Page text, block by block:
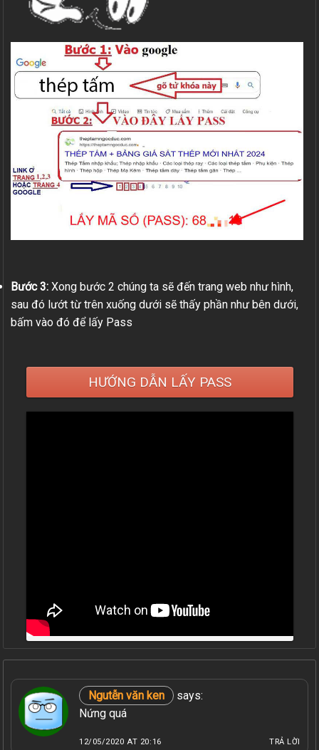
Bước 3: Xong bước 2 chúng ta sẽ đến trang web như hình,
sau đó lướt từ trên xuống dưới sẽ thấy phần như bên dưới,
bấm vào đó để lấy Pass
HƯỚNG DẪN LẤY PASS
Ngutễn văn ken
says:
Nứng quá
12/05/2020 AT 20:16 TRẢ LỜI